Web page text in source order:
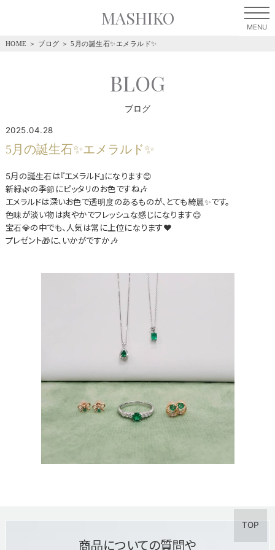
MASHIKO
HOME ＞ ブログ ＞5月の誕生石✨エメラルド✨
BLOG
ブログ
2025.04.28
5月の誕生石✨エメラルド✨
5月の誕生石は『エメラルド』になります😊
新緑🌿の季節にピッタリのお色ですね🎶
エメラルドは深いお色で透明度のあるものが、とても綺麗✨です。
色味が淡い物は爽やかでフレッシュな感じになります😊
宝石💎の中でも、人気は常に上位になります❤
プレゼント🎁に、いかがですか🎶
商品についての質問や
TOP